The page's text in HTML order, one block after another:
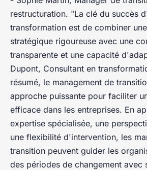
restructuration. "La clé du succès
transformation est de combiner
stratégique rigoureuse avec une
transparente et une capacité
Dupont, Consultant en
résumé, le management de
approche puissante pour faciliter
efficace dans les entreprises. En
expertise spécialisée, une
une flexibilité d'intervention, les
transition peuvent guider les
des périodes de changement avec